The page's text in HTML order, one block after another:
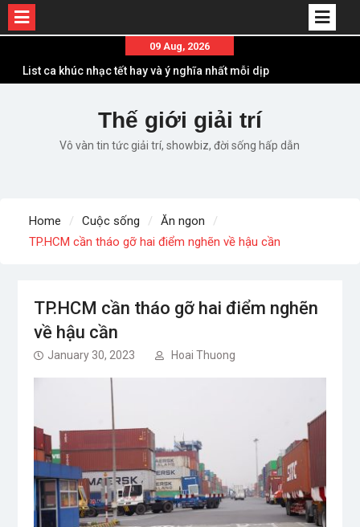
content
09 Aug, 2026
List ca khúc nhạc tết hay và ý nghĩa nhất mỗi dịp
Em ơi lên phố – Minh Vương: Màn comeback
“ngoạn mục” với triệu view
Những ca khúc nhạc xuân “sặc mùi” quảng cáo
Lời bài hát Chúng Ta của Hiện Tại – Sơn Tùng M-
TP – Full lyrics bản chuẩn
Thế giới giải trí
Vô vàn tin tức giải trí, showbiz, đời sống hấp dẫn
Home Cuộc sống
Ăn ngon
TP.HCM cần tháo gỡ hai điểm nghẽn về hậu cần
TP.HCM cần tháo gỡ hai điểm nghẽn
về hậu cần
January 30, 2023 Hoai Thuong